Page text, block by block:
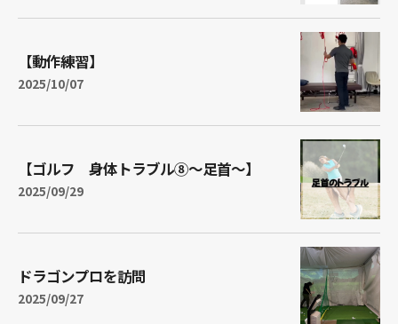
【動作練習】
2025/10/07
【ゴルフ 身体トラブル⑧～足首～】
2025/09/29
ドラゴンプロを訪問
2025/09/27